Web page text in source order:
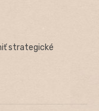
strategické